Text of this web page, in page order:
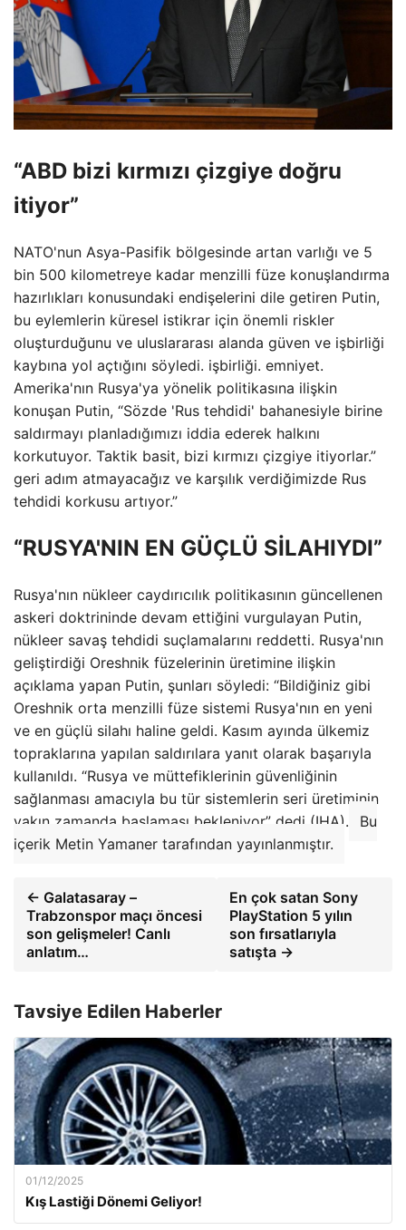
“ABD bizi kırmızı çizgiye doğru
itiyor”
NATO'nun Asya-Pasifik bölgesinde artan varlığı ve 5
bin 500 kilometreye kadar menzilli füze konuşlandırma
hazırlıkları konusundaki endişelerini dile getiren Putin,
bu eylemlerin küresel istikrar için önemli riskler
oluşturduğunu ve uluslararası alanda güven ve işbirliği
kaybına yol açtığını söyledi. işbirliği. emniyet.
Amerika'nın Rusya'ya yönelik politikasına ilişkin
konuşan Putin, “Sözde 'Rus tehdidi' bahanesiyle birine
saldırmayı planladığımızı iddia ederek halkını
korkutuyor. Taktik basit, bizi kırmızı çizgiye itiyorlar.”
geri adım atmayacağız ve karşılık verdiğimizde Rus
tehdidi korkusu artıyor.”
“RUSYA'NIN EN GÜÇLÜ SİLAHIYDI”
Rusya'nın nükleer caydırıcılık politikasının güncellenen
askeri doktrininde devam ettiğini vurgulayan Putin,
nükleer savaş tehdidi suçlamalarını reddetti. Rusya'nın
geliştirdiği Oreshnik füzelerinin üretimine ilişkin
açıklama yapan Putin, şunları söyledi: “Bildiğiniz gibi
Oreshnik orta menzilli füze sistemi Rusya'nın en yeni
ve en güçlü silahı haline geldi. Kasım ayında ülkemiz
topraklarına yapılan saldırılara yanıt olarak başarıyla
kullanıldı. “Rusya ve müttefiklerinin güvenliğinin
sağlanması amacıyla bu tür sistemlerin seri üretiminin
yakın zamanda başlaması bekleniyor” dedi (IHA).
Bu
içerik Metin Yamaner tarafından yayınlanmıştır.
← Galatasaray –
Trabzonspor maçı öncesi
son gelişmeler! Canlı
anlatım…
En çok satan Sony
PlayStation 5 yılın
son fırsatlarıyla
satışta →
Tavsiye Edilen Haberler
01/12/2025
Kış Lastiği Dönemi Geliyor!